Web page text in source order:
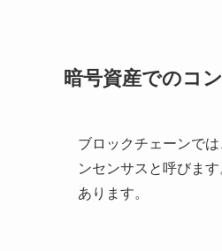
暗号資産でのコ
ブロックチェーンで
ンセンサスと呼びま
あります。